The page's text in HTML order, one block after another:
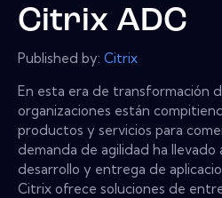
Citrix ADC
Published by: Citrix
En esta era de transformación
organizaciones están
productos y servicios para
demanda de agilidad ha
desarrollo y entrega de
Citrix ofrece soluciones de